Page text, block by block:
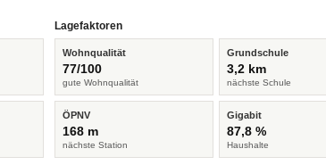
Lagefaktoren
Wohnqualität
77/100
gute Wohnqualität
Grundschule
3,2 km
nächste Schule
ÖPNV
168 m
nächste Station
Gigabit
87,8 %
Haushalte